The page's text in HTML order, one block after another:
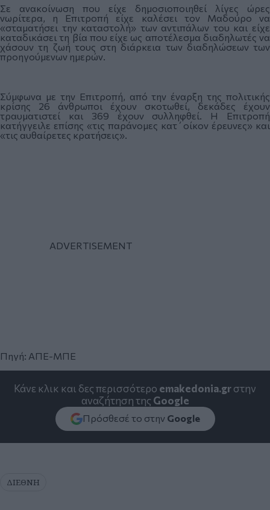
Σε ανακοίνωση που είχε δημοσιοποιηθεί λίγες ώρες
νωρίτερα, η Επιτροπή είχε καλέσει τον Μαδούρο να
«σταματήσει την καταστολή» των αντιπάλων του και είχε
καταδικάσει τη βία που είχε ως αποτέλεσμα διαδηλωτές να
χάσουν τη ζωή τους στη διάρκεια των διαδηλώσεων των
προηγούμενων ημερών.
Σύμφωνα με την Επιτροπή, από την έναρξη της πολιτικής
κρίσης 26 άνθρωποι έχουν σκοτωθεί, δεκάδες έχουν
τραυματιστεί και 369 έχουν συλληφθεί. Η Επιτροπή
κατήγγειλε επίσης «τις παράνομες κατ΄οίκον έρευνες» και
«τις αυθαίρετες κρατήσεις».
Πηγή: ΑΠΕ-ΜΠΕ
Κάνε κλικ και δες περισσότερο emakedonia.grστην
αναζήτηση της Google
Πρόσθεσέ το στην Google
ΔΙΕΘΝΗ